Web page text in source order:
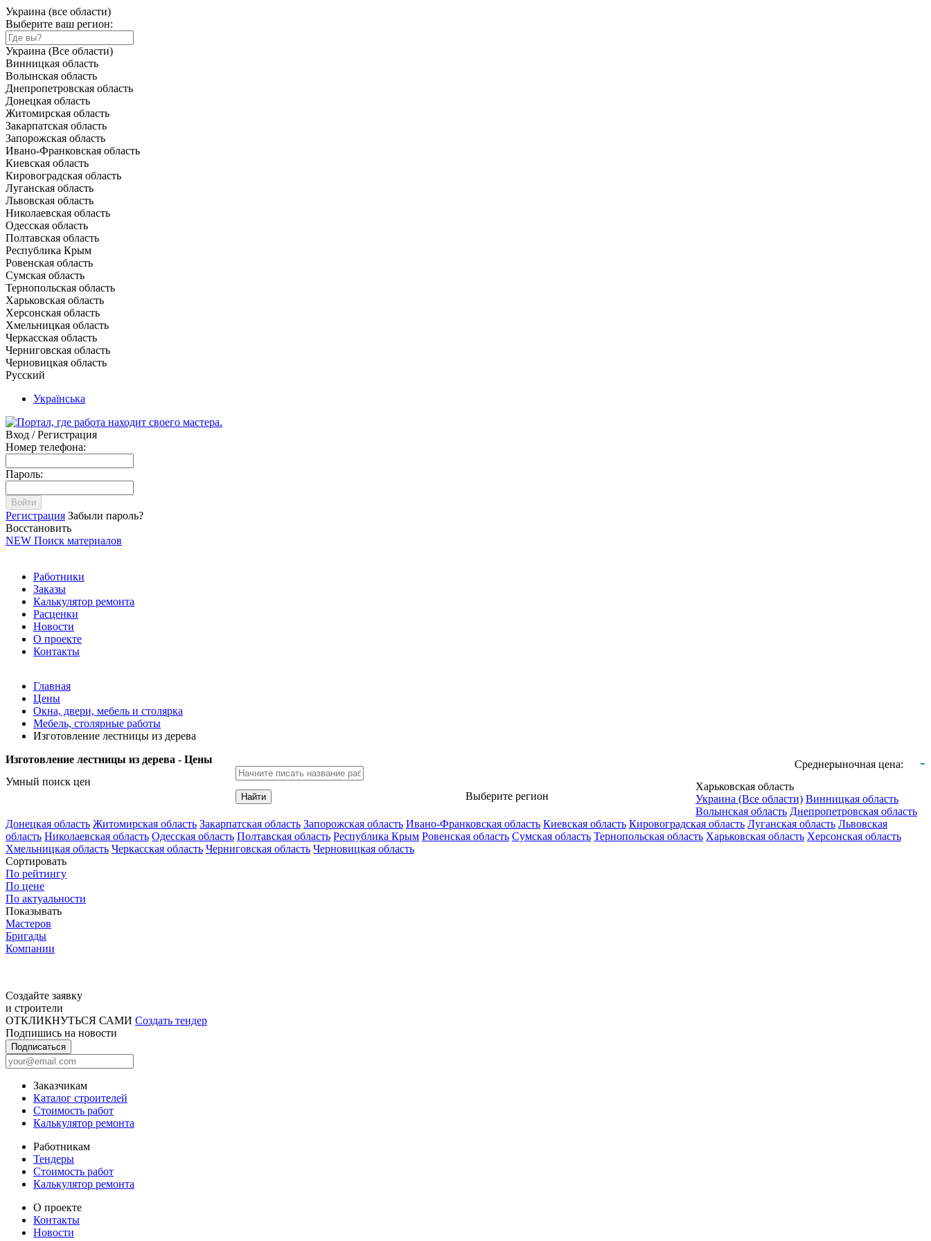
Украина (все области)
Выберите ваш регион:
Украина (Все области)
Винницкая область
Волынская область
Днепропетровская область
Донецкая область
Житомирская область
Закарпатская область
Запорожская область
Ивано-Франковская область
Киевская область
Кировоградская область
Луганская область
Львовская область
Николаевская область
Одесская область
Полтавская область
Республика Крым
Ровенская область
Сумская область
Тернопольская область
Харьковская область
Херсонская область
Хмельницкая область
Черкасская область
Черниговская область
Черновицкая область
Русский
Українська
Вход / Регистрация
Номер телефона:
Пароль:
Войти
Регистрация Забыли пароль?
Восстановить
NEW Поиск материалов
Работники
Заказы
Калькулятор ремонта
Расценки
Новости
О проекте
Контакты
Главная
Цены
Окна, двери, мебель и столярка
Мебель, столярные работы
Изготовление лестницы из дерева
Изготовление лестницы из дерева - Цены
Среднерыночная цена: -
Умный поиск цен
Найти Выберите регион
Харьковская область
Украина (Все области) Винницкая область
Волынская область Днепропетровская область
Донецкая область Житомирская область Закарпатская область Запорожская область Ивано-Франковская область Киевская область Кировоградская область Луганская область Львовская
область Николаевская область Одесская область Полтавская область Республика Крым Ровенская область Сумская область Тернопольская область Харьковская область Херсонская область
Хмельницкая область Черкасская область Черниговская область Черновицкая область
Сортировать
По рейтингу
По цене
По актуальности
Показывать
Мастеров
Бригады
Компании
Создайте заявку
и строители
ОТКЛИКНУТЬСЯ САМИ Создать тендер
Подпишись на новости
Подписаться
Заказчикам
Каталог строителей
Стоимость работ
Калькулятор ремонта
Работникам
Тендеры
Стоимость работ
Калькулятор ремонта
О проекте
Контакты
Новости